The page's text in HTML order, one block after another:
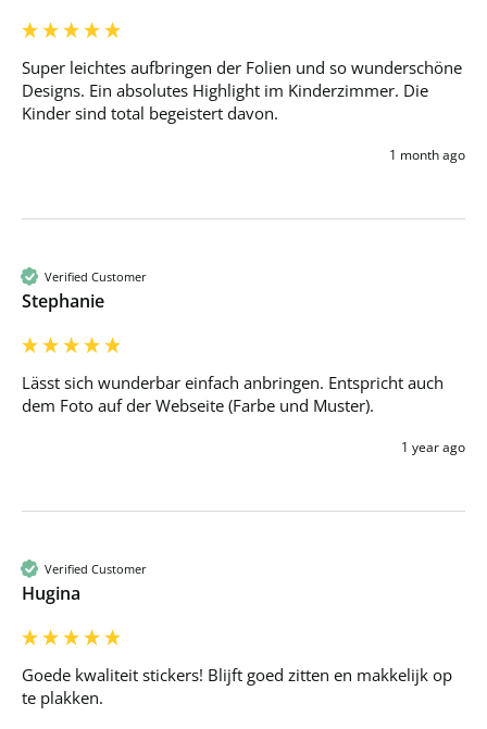
Super leichtes aufbringen der Folien und so wunderschöne
Designs. Ein absolutes Highlight im Kinderzimmer. Die
Kinder sind total begeistert davon.
1 month ago
Verified Customer
Stephanie
Lässt sich wunderbar einfach anbringen. Entspricht auch
dem Foto auf der Webseite (Farbe und Muster).
1 year ago
Verified Customer
Hugina
Goede kwaliteit stickers! Blijft goed zitten en makkelijk op
te plakken.